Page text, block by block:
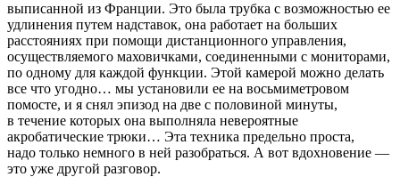
выписанной из Франции. Это была трубка с возможностью ее
удлинения путем надставок, она работает на больших
расстояниях при помощи дистанционного управления,
осуществляемого маховичками, соединенными с мониторами,
по одному для каждой функции. Этой камерой можно делать
все что угодно… мы установили ее на восьмиметровом
помосте, и я снял эпизод на две с половиной минуты,
в течение которых она выполняла невероятные
акробатические трюки… Эта техника предельно проста,
надо только немного в ней разобраться. А вот вдохновение —
это уже другой разговор.